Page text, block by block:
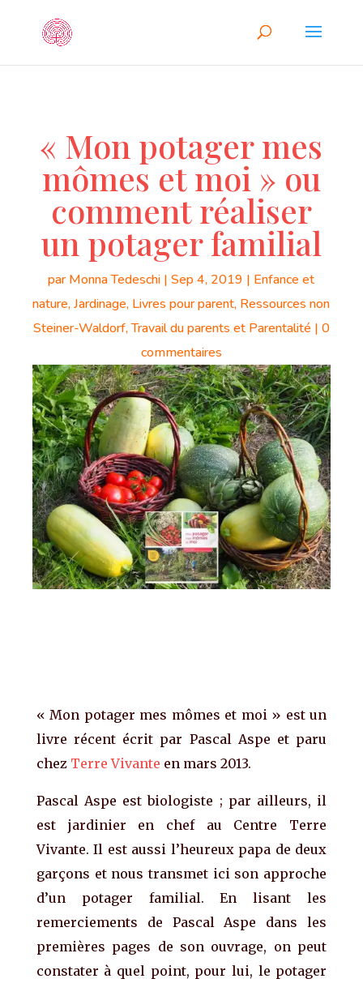
« Mon potager mes
mômes et moi » ou
comment réaliser
un potager familial
parMonna Tedeschi |Sep 4, 2019 | Enfance et
nature,Jardinage, Livres pour parent, Ressources non
Steiner-Waldorf,Travail du parents et Parentalité | 0
commentaires
« Mon potager mes mômes et moi » est un
livre récent écrit par Pascal Aspe et paru
chez Terre Vivante en mars 2013.
Pascal Aspe est biologiste ; par ailleurs, il
est jardinier en chef au Centre Terre
Vivante. Il est aussi l’heureux papa de deux
garçons et nous transmet ici son approche
d’un potager familial. En lisant les
remerciements de Pascal Aspe dans les
premières pages de son ouvrage, on peut
constater à quel point, pour lui, le potager